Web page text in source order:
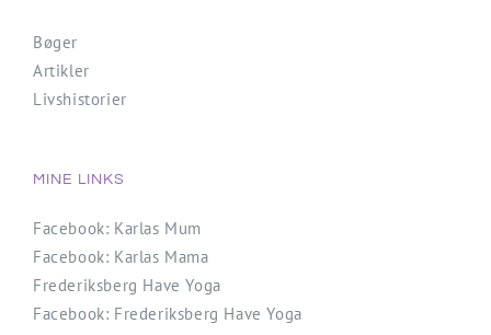
Bøger
Artikler
Livshistorier
MINE LINKS
Facebook: Karlas Mum
Facebook: Karlas Mama
Frederiksberg Have Yoga
Facebook: Frederiksberg Have Yoga